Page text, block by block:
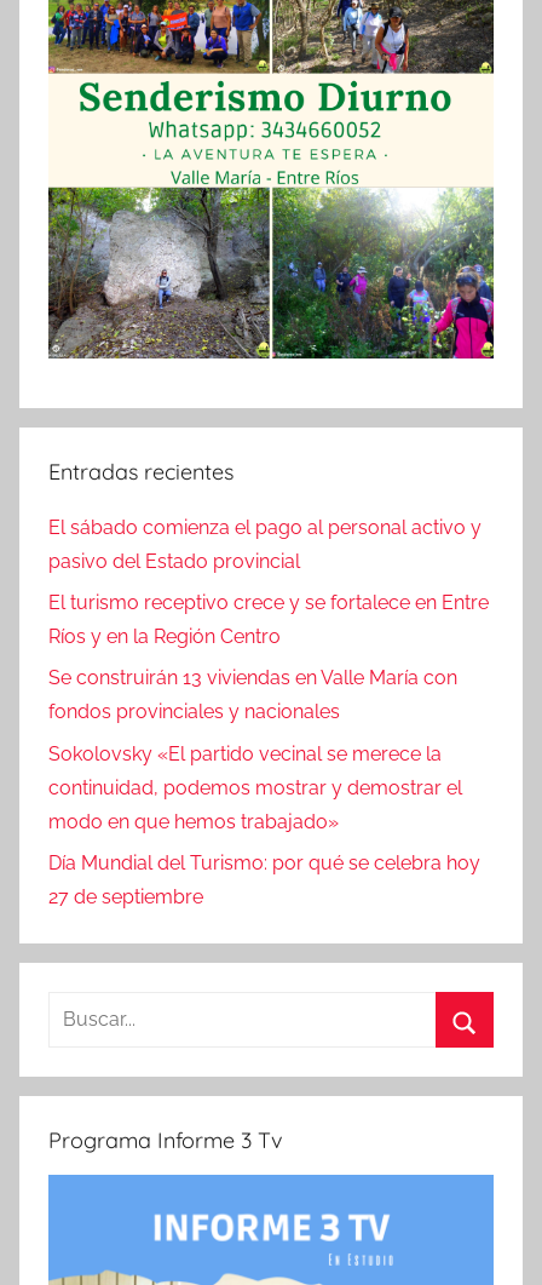
Entradas recientes
El sábado comienza el pago al personal activo y
pasivo del Estado provincial
El turismo receptivo crece y se fortalece en Entre
Ríos y en la Región Centro
Se construirán 13 viviendas en Valle María con
fondos provinciales y nacionales
Sokolovsky «El partido vecinal se merece la
continuidad, podemos mostrar y demostrar el
modo en que hemos trabajado»
Día Mundial del Turismo: por qué se celebra hoy
27 de septiembre
Buscar:
Programa Informe 3 Tv